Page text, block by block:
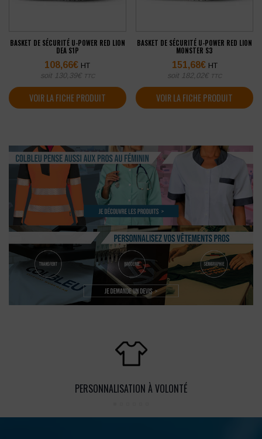
BASKET DE SÉCURITÉ U-POWER RED LION
DEA S1P
108,66€ HT
soit 130,39€ TTC
VOIR LA FICHE PRODUIT
BASKET DE SÉCURITÉ U-POWER RED LION
MONSTER S3
151,68€ HT
soit 182,02€ TTC
VOIR LA FICHE PRODUIT
PERSONNALISATION À VOLONTÉ